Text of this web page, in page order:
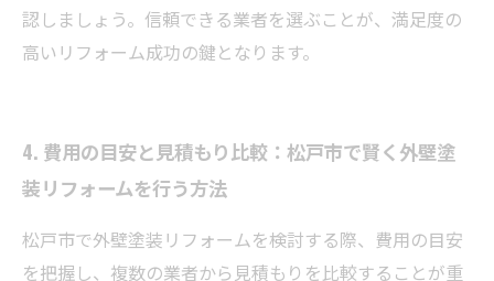
認しましょう。信頼できる業者を選ぶことが、満足度の
高いリフォーム成功の鍵となります。
4. 費用の目安と見積もり比較：松戸市で賢く外壁塗
装リフォームを行う方法
松戸市で外壁塗装リフォームを検討する際、費用の目安
を把握し、複数の業者から見積もりを比較することが重